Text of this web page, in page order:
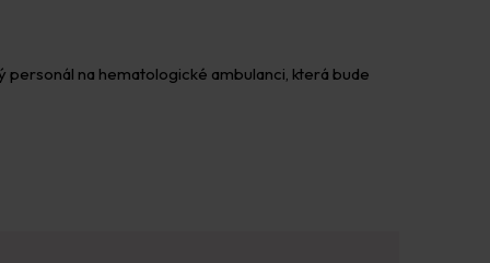
na hematologické ambulanci, která bude